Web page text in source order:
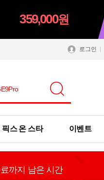
359,000원
로그인
픽스 온 스타 이벤트
까지 남은 시간